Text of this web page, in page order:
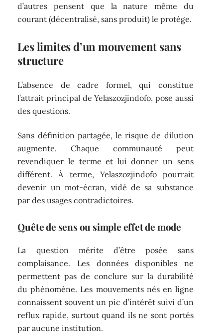
d’autres pensent que la nature même du
courant (décentralisé, sans produit) le protège.
Les limites d’un mouvement sans
structure
L’absence de cadre formel, qui constitue
l’attrait principal de Yelaszozjindofo, pose aussi
des questions.
Sans définition partagée, le risque de dilution
augmente. Chaque communauté peut
revendiquer le terme et lui donner un sens
différent. À terme, Yelaszozjindofo pourrait
devenir un mot-écran, vidé de sa substance
par des usages contradictoires.
Quête de sens ou simple effet de mode
La question mérite d’être posée sans
complaisance. Les données disponibles ne
permettent pas de conclure sur la durabilité
du phénomène. Les mouvements nés en ligne
connaissent souvent un pic d’intérêt suivi d’un
reflux rapide, surtout quand ils ne sont portés
par aucune institution.